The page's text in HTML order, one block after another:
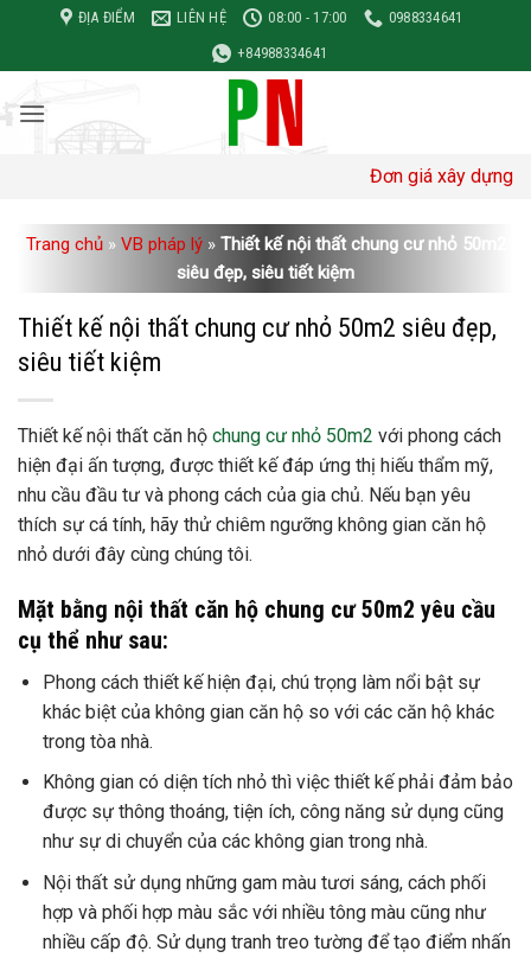
nội
dung
ĐỊA ĐIỂM LIÊN HỆ 08:00 - 17:00
0988334641
+84988334641
Đơn giá xây dựng: GIÁ THÔ
Trang chủ » VB pháp lý » Thiết kế nội thất chung cư nhỏ 50m2
siêu đẹp, siêu tiết kiệm
Thiết kế nội thất chung cư nhỏ 50m2 siêu đẹp,
siêu tiết kiệm
Thiết kế nội thất căn hộ chung cư nhỏ 50m2 với phong cách
hiện đại ấn tượng, được thiết kế đáp ứng thị hiếu thẩm mỹ,
nhu cầu đầu tư và phong cách của gia chủ. Nếu bạn yêu
thích sự cá tính, hãy thử chiêm ngưỡng không gian căn hộ
nhỏ dưới đây cùng chúng tôi.
Mặt bằng nội thất căn hộ chung cư 50m2 yêu cầu
cụ thể như sau:
Phong cách thiết kế hiện đại, chú trọng làm nổi bật sự
khác biệt của không gian căn hộ so với các căn hộ khác
trong tòa nhà.
Không gian có diện tích nhỏ thì việc thiết kế phải đảm bảo
được sự thông thoáng, tiện ích, công năng sử dụng cũng
như sự di chuyển của các không gian trong nhà.
Nội thất sử dụng những gam màu tươi sáng, cách phối
hợp và phối hợp màu sắc với nhiều tông màu cũng như
nhiều cấp độ. Sử dụng tranh treo tường để tạo điểm nhấn